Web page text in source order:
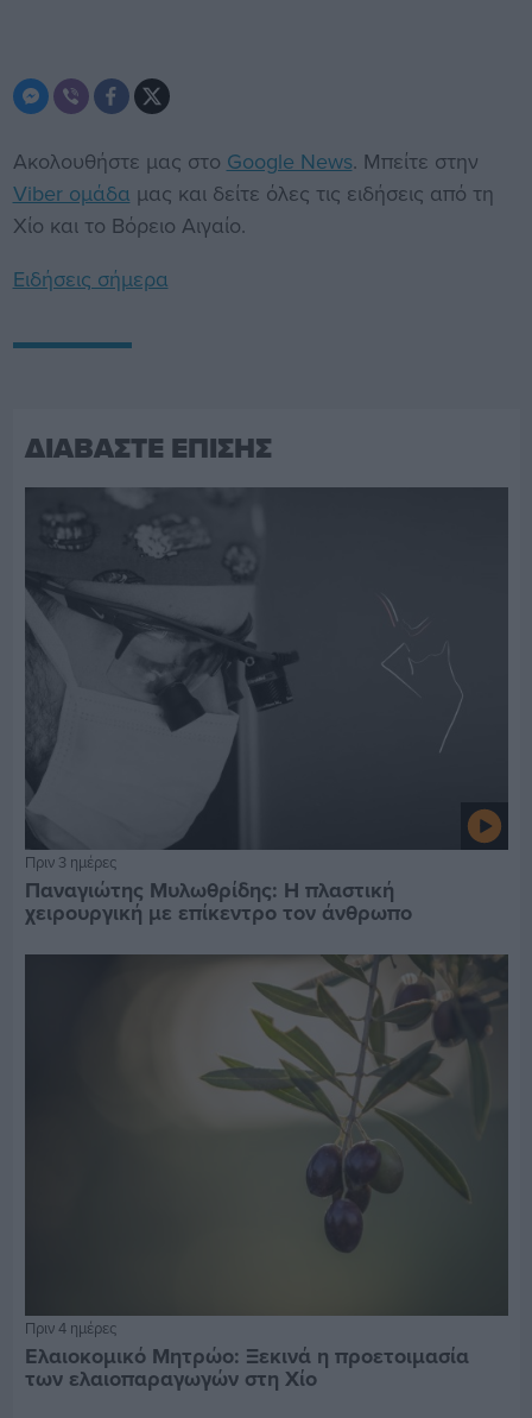
Ακολουθήστε μας στο Google News. Μπείτε στην
Viber ομάδα μας και δείτε όλες τις ειδήσεις από τη
Χίο και το Βόρειο Αιγαίο.
Ειδήσεις σήμερα
ΔΙΑΒΑΣΤΕ ΕΠΙΣΗΣ
Πριν 3 ημέρες
Παναγιώτης Μυλωθρίδης: Η πλαστική
χειρουργική με επίκεντρο τον άνθρωπο
Πριν 4 ημέρες
Ελαιοκομικό Μητρώο: Ξεκινά η προετοιμασία
των ελαιοπαραγωγών στη Χίο